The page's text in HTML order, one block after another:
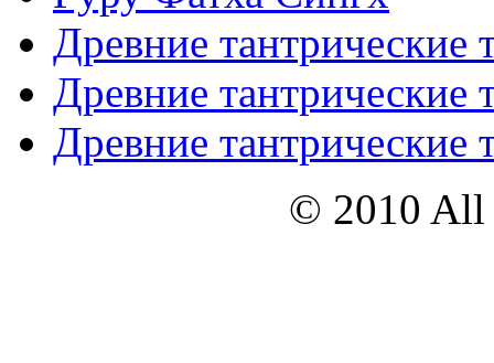
Древние тантрические
Древние тантрические
Древние тантрические
© 2010 All